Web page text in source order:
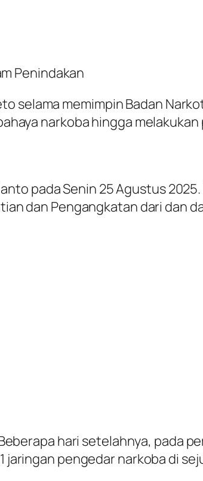
Penindakan
selama memimpin Badan
narkoba hingga
pada Senin 25 Agustus
dan Pengangkatan dari dan
hari setelahnya, pada
pengedar narkoba di